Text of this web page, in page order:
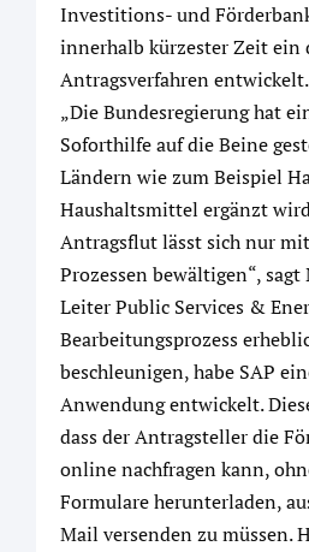
Investitions- und
innerhalb kürzester Zeit ein
Antragsverfahren entwickelt.
„Die Bundesregierung hat
Soforthilfe auf die Beine
Ländern wie zum Beispiel
Haushaltsmittel ergänzt
Antragsflut lässt sich nur
Prozessen bewältigen“,
Leiter Public Services &
Bearbeitungsprozess
beschleunigen, habe SAP
Anwendung entwickelt.
dass der Antragsteller die
online nachfragen kann,
Formulare herunterladen,
Mail versenden zu müssen.